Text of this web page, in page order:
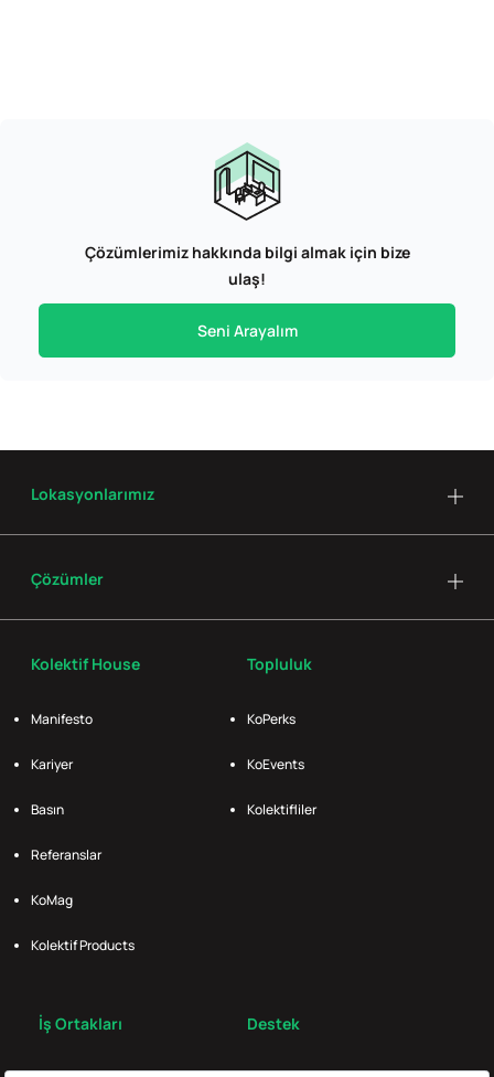
Çözümlerimiz hakkında bilgi almak için bize
ulaş!
Seni Arayalım
Kolektif House
Manifesto
Kariyer
Basın
Referanslar
KoMag
Kolektif Products
Topluluk
KoPerks
KoEvents
Kolektifliler
İş Ortakları Destek
Lokasyonlarımız
Çözümler